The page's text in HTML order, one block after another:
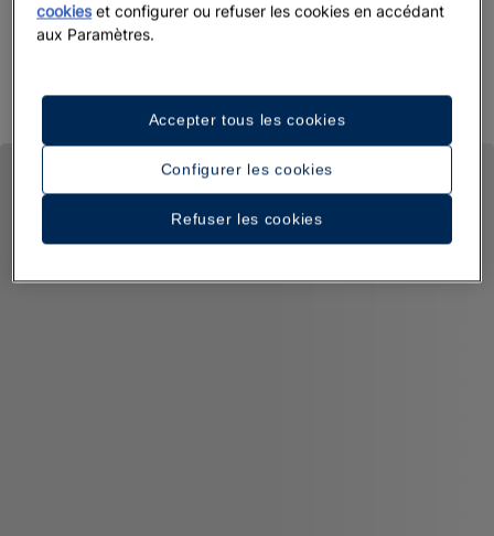
cookies et configurer ou refuser les cookies en accédant
aux Paramètres.
Configurer les cookies
Refuser les cookies
Accepter tous les cookies